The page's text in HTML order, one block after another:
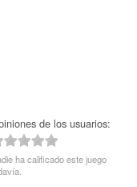
de los usuarios:
ha calificado este juego